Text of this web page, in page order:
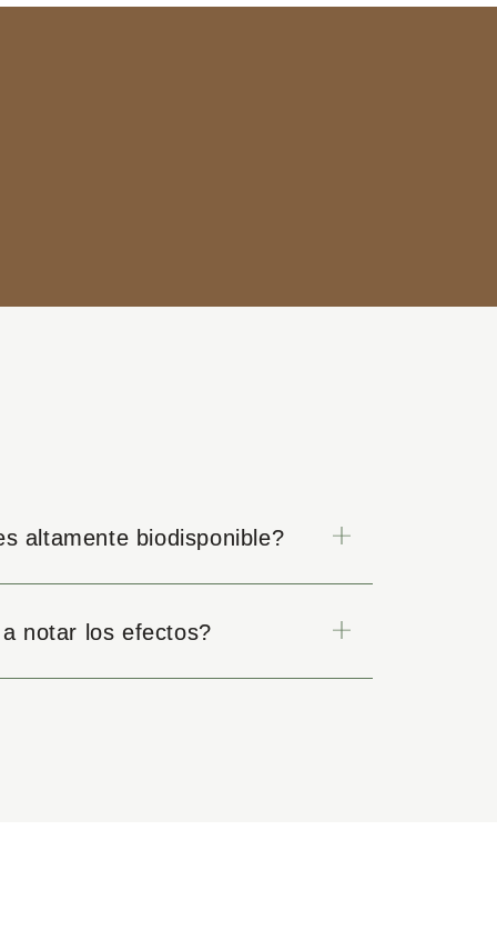
altamente biodisponible?
notar los efectos?